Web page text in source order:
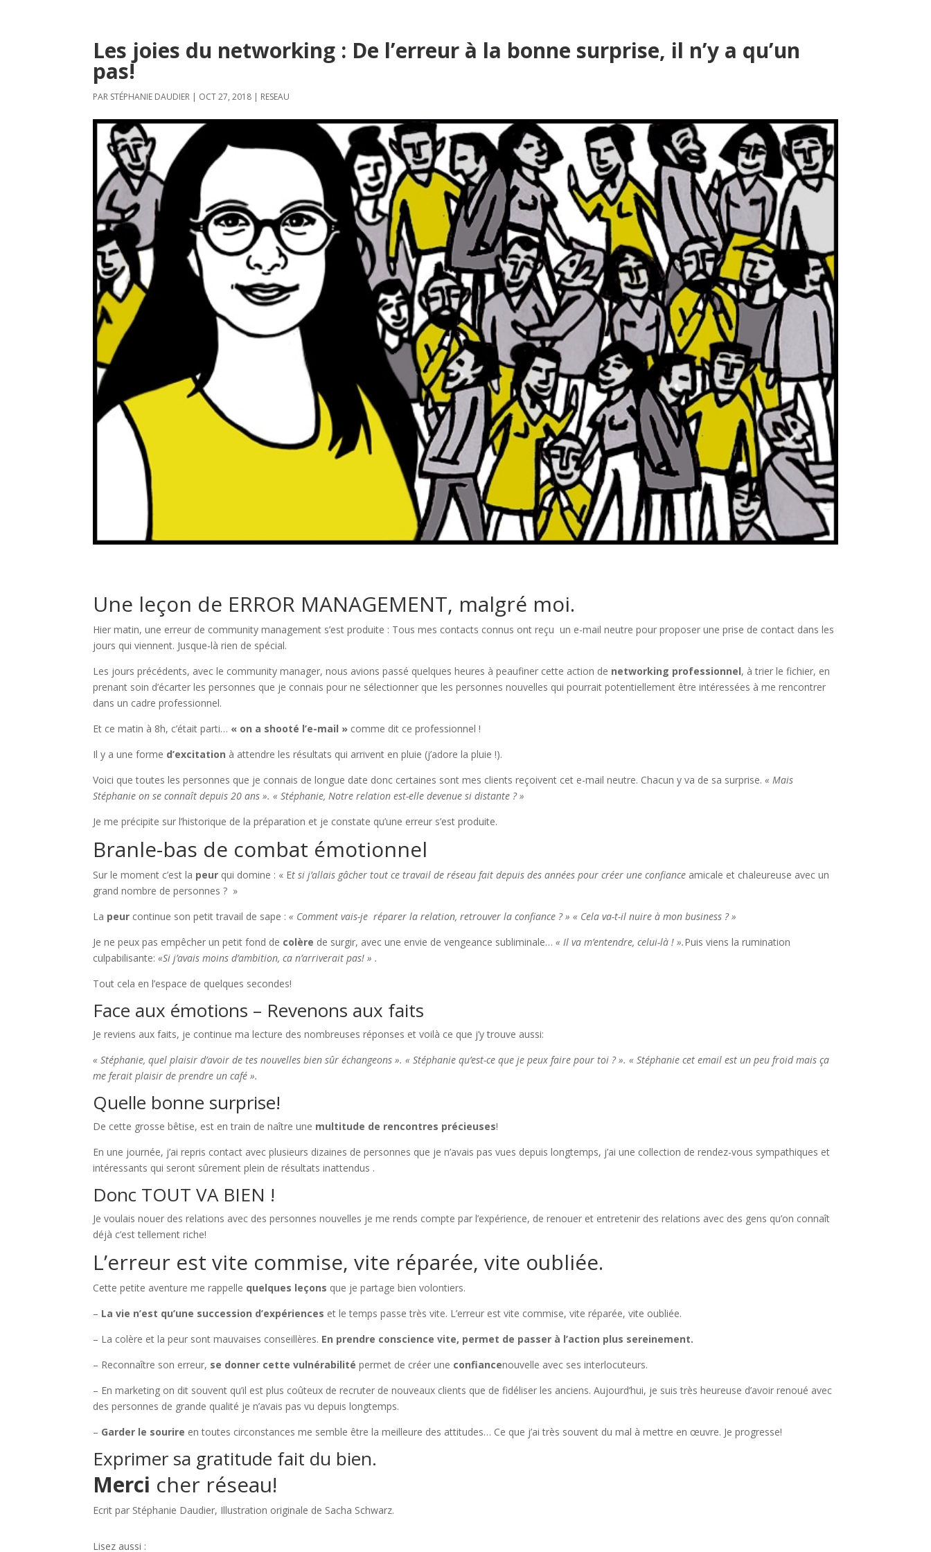
Les joies du networking : De l’erreur à la bonne surprise, il n’y a qu’un
pas!
PAR STÉPHANIE DAUDIER | OCT 27, 2018 | RESEAU
Une leçon de ERROR MANAGEMENT, malgré moi.
Hier matin, une erreur de community management s’est produite : Tous mes contacts connus ont reçu un e-mail neutre pour proposer une prise de contact dans les
jours qui viennent. Jusque-là rien de spécial.
Les jours précédents, avec le community manager, nous avions passé quelques heures à peaufiner cette action de networking professionnel, à trier le fichier, en
prenant soin d’écarter les personnes que je connais pour ne sélectionner que les personnes nouvelles qui pourrait potentiellement être intéressées à me rencontrer
dans un cadre professionnel.
Et ce matin à 8h, c’était parti… « on a shooté l’e-mail » comme dit ce professionnel !
Il y a une forme d’excitation à attendre les résultats qui arrivent en pluie (j’adore la pluie !).
Voici que toutes les personnes que je connais de longue date donc certaines sont mes clients reçoivent cet e-mail neutre. Chacun y va de sa surprise.« Mais
Stéphanie on se connaît depuis 20 ans ». « Stéphanie, Notre relation est-elle devenue si distante ? »
Je me précipite sur l’historique de la préparation et je constate qu’une erreur s’est produite.
Branle-bas de combat émotionnel
Sur le moment c’est la peur qui domine : « Et si j’allais gâcher tout ce travail de réseau fait depuis des années pour créer une confiance amicale et chaleureuse avec un
grand nombre de personnes ? »
La peur continue son petit travail de sape :« Comment vais-je réparer la relation, retrouver la confiance ? » « Cela va-t-il nuire à mon business ? »
Je ne peux pas empêcher un petit fond de colère de surgir, avec une envie de vengeance subliminale…« Il va m’entendre, celui-là ! ».Puis viens la rumination
culpabilisante:«Si j’avais moins d’ambition, ca n’arriverait pas! » .
Tout cela en l’espace de quelques secondes!
Face aux émotions – Revenons aux faits
Je reviens aux faits, je continue ma lecture des nombreuses réponses et voilà ce que j’y trouve aussi:
« Stéphanie, quel plaisir d’avoir de tes nouvelles bien sûr échangeons ». « Stéphanie qu’est-ce que je peux faire pour toi ? ». « Stéphanie cet email est un peu froid mais ça
me ferait plaisir de prendre un café ».
Quelle bonne surprise!
De cette grosse bêtise, est en train de naître une multitude de rencontres précieuses!
En une journée, j’ai repris contact avec plusieurs dizaines de personnes que je n’avais pas vues depuis longtemps, j’ai une collection de rendez-vous sympathiques et
intéressants qui seront sûrement plein de résultats inattendus .
Donc TOUT VA BIEN !
Je voulais nouer des relations avec des personnes nouvelles je me rends compte par l’expérience, de renouer et entretenir des relations avec des gens qu’on connaît
déjà c’est tellement riche!
L’erreur est vite commise, vite réparée, vite oubliée.
Cette petite aventure me rappelle quelques leçons que je partage bien volontiers.
– La vie n’est qu’une succession d’expériences et le temps passe très vite. L’erreur est vite commise, vite réparée, vite oubliée.
– La colère et la peur sont mauvaises conseillères. En prendre conscience vite, permet de passer à l’action plus sereinement.
– Reconnaître son erreur, se donner cette vulnérabilité permet de créer une confiancenouvelle avec ses interlocuteurs.
– En marketing on dit souvent qu’il est plus coûteux de recruter de nouveaux clients que de fidéliser les anciens. Aujourd’hui, je suis très heureuse d’avoir renoué avec
des personnes de grande qualité je n’avais pas vu depuis longtemps.
– Garder le sourire en toutes circonstances me semble être la meilleure des attitudes… Ce que j’ai très souvent du mal à mettre en œuvre. Je progresse!
Exprimer sa gratitude fait du bien.
Merci cher réseau!
Ecrit par Stéphanie Daudier, Illustration originale de Sacha Schwarz.
Lisez aussi :